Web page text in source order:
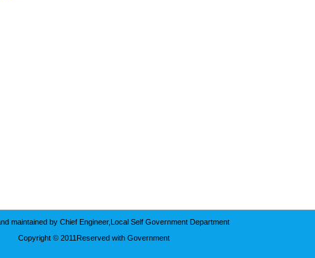
maintained by Chief Engineer,Local Self Government Department
Copyright © 2011Reserved with Government